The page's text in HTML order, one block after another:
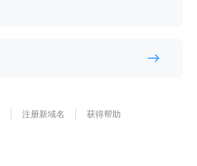
注册新域名 获得帮助